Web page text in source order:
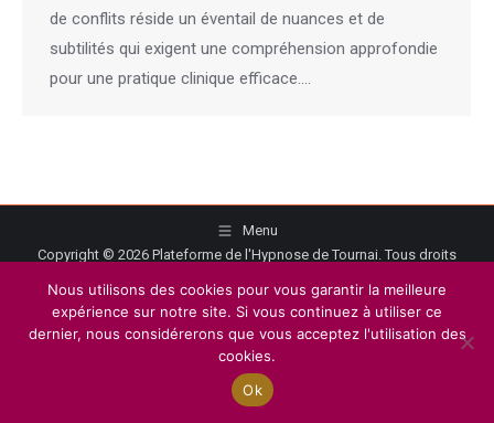
de conflits réside un éventail de nuances et de
subtilités qui exigent une compréhension approfondie
pour une pratique clinique efficace.…
Menu
Copyright © 2026 Plateforme de l'Hypnose de Tournai.Tous droits
Privium – Des services qui soutiennent vos soins. Pour psychologues,
psychotherapeutes et hypnotherapeutes.
RGPD - Politique de Protection de la Vie Privée
Nous utilisons des cookies pour vous garantir la meilleure
expérience sur notre site. Si vous continuez à utiliser ce
dernier, nous considérerons que vous acceptez l'utilisation des
cookies.
Ok